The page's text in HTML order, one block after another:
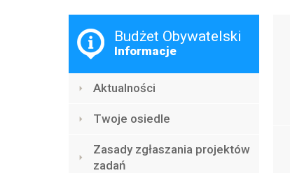
Menu
Budżet Obywatelski
Informacje
Aktualności
Twoje osiedle
Zasady zgłaszania projektów
zadań